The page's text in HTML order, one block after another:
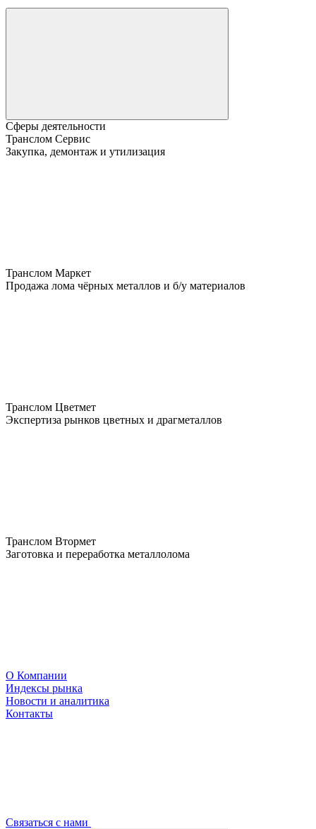
Сферы деятельности
Транслом Сервис
Закупка, демонтаж и утилизация
Транслом Маркет
Продажа лома чёрных металлов и б/у материалов
Транслом Цветмет
Экспертиза рынков цветных и драгметаллов
Транслом Втормет
Заготовка и переработка металлолома
О Компании
Индексы рынка
Новости и аналитика
Контакты
Связаться с нами